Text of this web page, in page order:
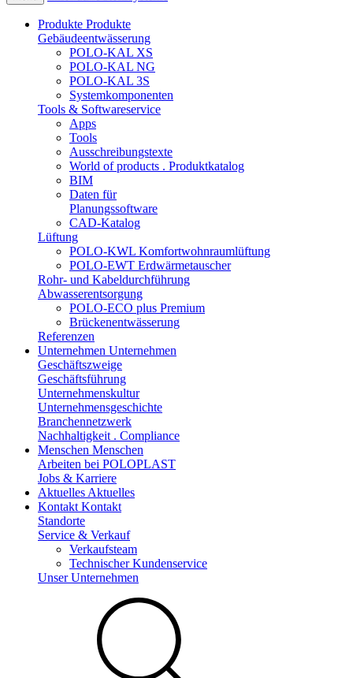
Produkte Produkte
Gebäudeentwässerung
POLO-KAL XS
POLO-KAL NG
POLO-KAL 3S
Systemkomponenten
Tools & Softwareservice
Apps
Tools
Ausschreibungstexte
World of products . Produktkatalog
BIM
Daten für
Planungssoftware
CAD-Katalog
Lüftung
POLO-KWL Komfortwohnraumlüftung
POLO-EWT Erdwärmetauscher
Rohr- und Kabeldurchführung
Abwasserentsorgung
POLO-ECO plus Premium
Brückenentwässerung
Referenzen
Unternehmen Unternehmen
Geschäftszweige
Geschäftsführung
Unternehmenskultur
Unternehmensgeschichte
Branchennetzwerk
Nachhaltigkeit . Compliance
Menschen Menschen
Arbeiten bei POLOPLAST
Jobs & Karriere
Aktuelles Aktuelles
Kontakt Kontakt
Standorte
Service & Verkauf
Verkaufsteam
Technischer Kundenservice
Unser Unternehmen